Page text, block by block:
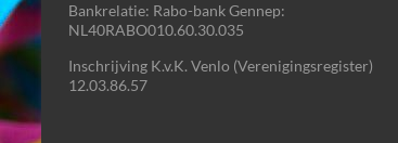
Bankrelatie: Rabo-bank Gennep:
NL40RABO010.60.30.035
Inschrijving K.v.K. Venlo (Verenigingsregister)
12.03.86.57